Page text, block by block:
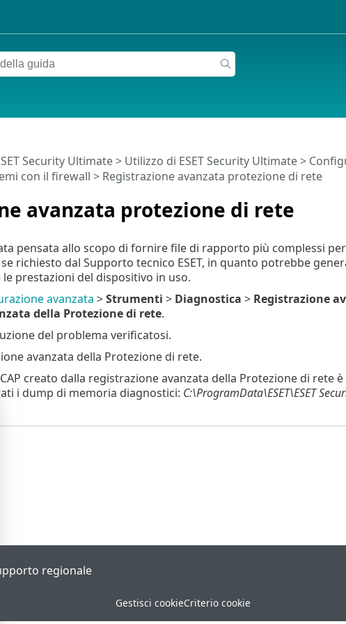
avanzata protezione di rete
Security Ultimate> Utilizzo di ESET Security Ultimate>
con il firewall > Registrazione avanzata protezione di rete
pensata allo scopo di fornire file di rapporto più complessi
richiesto dal Supporto tecnico ESET, in quanto potrebbe
le prestazioni del dispositivo in uso.
avanzata >Strumenti > Diagnostica > Registrazione
della Protezione di rete.
del problema verificatosi.
avanzata della Protezione di rete.
creato dalla registrazione avanzata della Protezione di rete
i dump di memoria diagnostici: C:\ProgramData\ESET\ESET
regionale
Gestisci cookieCriterio cookie